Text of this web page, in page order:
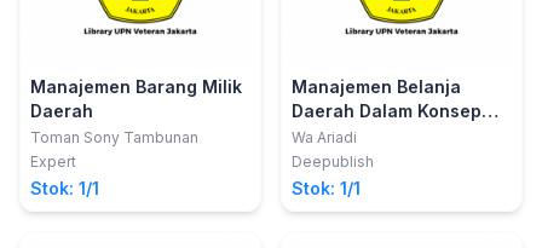
Manajemen Barang Milik
Daerah
Toman Sony Tambunan
Expert
Stok: 1/1
Manajemen Belanja
Daerah Dalam Konsep
Dan Analisis
Wa Ariadi
Deepublish
Stok: 1/1